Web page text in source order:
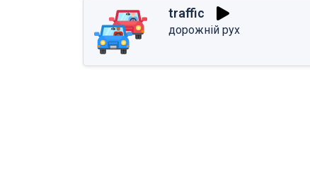
traffic
дорожній рух